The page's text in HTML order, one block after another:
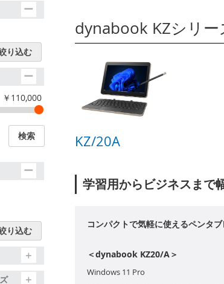
dynabook KZシリー
KZ/20A
学習用からビジネスまで
コンパクトで気軽に使えるペンタブ
＜dynabook KZ20/A＞
Windows 11 Pro
り込む
￥110,000
検索
り込む